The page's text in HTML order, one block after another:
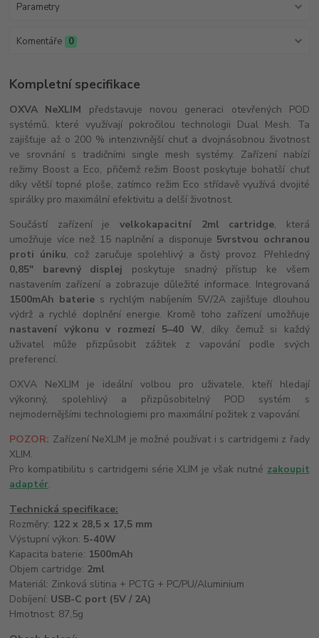
Parametry
Komentáře 0
Kompletní specifikace
OXVA NeXLIM představuje novou generaci otevřených POD
systémů, které využívají pokročilou technologii Dual Mesh. Ta
zajišťuje až o 200 % intenzivnější chuť a dvojnásobnou životnost
ve srovnání s tradičními single mesh systémy. Zařízení nabízí
režimy Boost a Eco, přičemž režim Boost poskytuje bohatší chuť
díky větší topné ploše, zatímco režim Eco střídavě využívá dvojité
spirálky pro maximální efektivitu a delší životnost.
Součástí zařízení je velkokapacitní 2ml cartridge, která
umožňuje více než 15 naplnění a disponuje 5vrstvou ochranou
proti úniku, což zaručuje spolehlivý a čistý provoz. Přehledný
0,85" barevný displej poskytuje snadný přístup ke všem
nastavením zařízení a zobrazuje důležité informace. Integrovaná
1500mAh baterie s rychlým nabíjením 5V/2A zajišťuje dlouhou
výdrž a rychlé doplnění energie. Kromě toho zařízení umožňuje
nastavení výkonu v rozmezí 5–40 W, díky čemuž si každý
uživatel může přizpůsobit zážitek z vapování podle svých
preferencí.
OXVA NeXLIM je ideální volbou pro uživatele, kteří hledají
výkonný, spolehlivý a přizpůsobitelný POD systém s
nejmodernějšími technologiemi pro maximální požitek z vapování.
POZOR: Zařízení NeXLIM je možné používat i s cartridgemi z řady
XLIM.
Pro kompatibilitu s cartridgemi série XLIM je však nutné zakoupit
adaptér.
Technická specifikace:
Rozměry: 122 x 28,5 x 17,5 mm
Výstupní výkon: 5-40W
Kapacita baterie: 1500mAh
Objem cartridge: 2ml
Materiál: Zinková slitina + PCTG + PC/PU/Aluminium
Dobíjení: USB-C port (5V / 2A)
Hmotnost: 87,5g